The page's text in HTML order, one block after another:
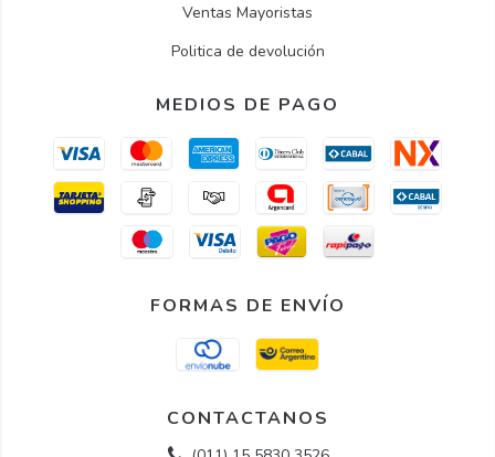
Ventas Mayoristas
Politica de devolución
MEDIOS DE PAGO
FORMAS DE ENVÍO
CONTACTANOS